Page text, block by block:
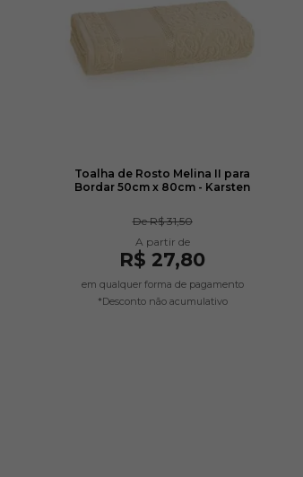
Toalha de Rosto Melina II para
Bordar 50cm x 80cm - Karsten
DeR$ 31,50
R$ 27,80
em qualquer forma de pagamento
*Desconto não acumulativo